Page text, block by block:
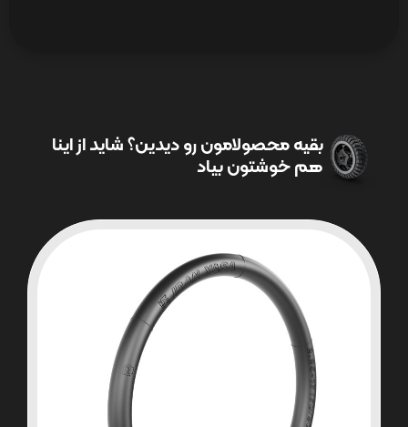
بقیه محصولامون رو دیدین؟ شاید از اینا
هم خوشتون بیاد